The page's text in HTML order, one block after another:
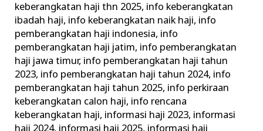
keberangkatan haji thn 2025, info keberangkatan
ibadah haji, info keberangkatan naik haji, info
pemberangkatan haji indonesia, info
pemberangkatan haji jatim, info pemberangkatan
haji jawa timur, info pemberangkatan haji tahun
2023, info pemberangkatan haji tahun 2024, info
pemberangkatan haji tahun 2025, info perkiraan
keberangkatan calon haji, info rencana
keberangkatan haji, informasi haji 2023, informasi